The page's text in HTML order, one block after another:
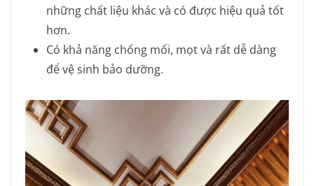
những chất liệu khác và có được hiệu quả tốt
hơn.
Có khả năng chống mối, mọt và rất dễ dàng
để vệ sinh bảo dưỡng.